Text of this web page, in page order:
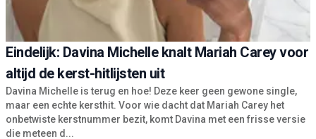
Eindelijk: Davina Michelle knalt Mariah Carey voor
altijd de kerst-hitlijsten uit
Davina Michelle is terug en hoe! Deze keer geen gewone single,
maar een echte kersthit. Voor wie dacht dat Mariah Carey het
onbetwiste kerstnummer bezit, komt Davina met een frisse versie
die meteen d...